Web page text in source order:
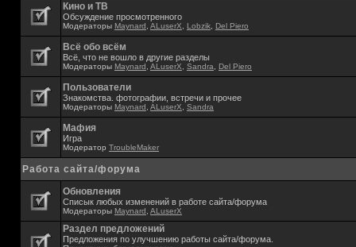
Кино и ТВ
Обсуждение просмотренного
Модераторы Maynard ALuserX Lobzik Del Piero
Всё обо всём
Всё, что не вошло в другие разделы
Модераторы Maynard ALuserX Sandra Del Piero
Пользователи
Знакомства. фотографии, встречи и прочее
Модераторы Maynard ALuserX Sandra
Мафия
Игра
Модератор TroubleMaker
Работа сайта/форума
Обновления
Списык любых изменений в работе сайта/форума
Модераторы Maynard ALuserX
Раздел предложений
Предложения по улучшению работы сайта/форума.